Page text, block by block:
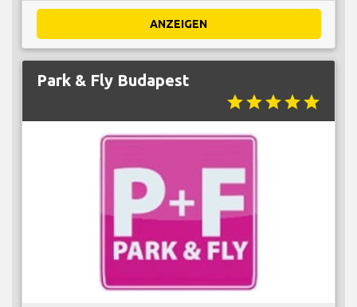
ANZEIGEN
Park & Fly Budapest
starstarstarstarstar